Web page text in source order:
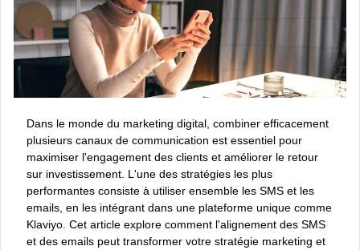
Dans le monde du marketing digital, combiner efficacement
plusieurs canaux de communication est essentiel pour
maximiser l'engagement des clients et améliorer le retour
sur investissement. L'une des stratégies les plus
performantes consiste à utiliser ensemble les SMS et les
emails, en les intégrant dans une plateforme unique comme
Klaviyo. Cet article explore comment l'alignement des SMS
et des emails peut transformer votre stratégie marketing et